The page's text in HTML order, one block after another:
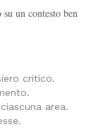
un contesto ben
critico.
area.